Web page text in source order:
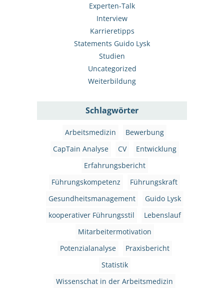
Experten-Talk
Interview
Karrieretipps
Statements Guido Lysk
Studien
Uncategorized
Weiterbildung
Schlagwörter
Arbeitsmedizin
Bewerbung
CapTain Analyse
CV
Entwicklung
Erfahrungsbericht
Führungskompetenz
Führungskraft
Gesundheitsmanagement
Guido Lysk
kooperativer Führungsstil
Lebenslauf
Mitarbeitermotivation
Potenzialanalyse
Praxisbericht
Statistik
Wissenschat in der Arbeitsmedizin